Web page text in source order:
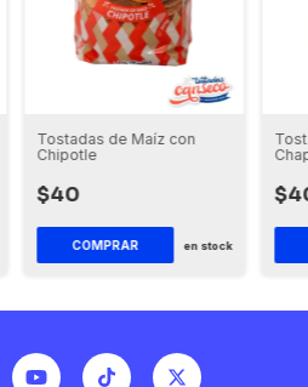
Tostadas de Maíz con
Chipotle
$40
COMPRAR en stock